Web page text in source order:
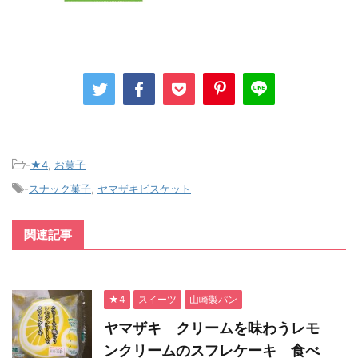
-★4 お菓子
-スナック菓子 ヤマザキビスケット
関連記事
★4 スイーツ 山崎製パン
ヤマザキ クリームを味わうレモ
ンクリームのスフレケーキ 食べ